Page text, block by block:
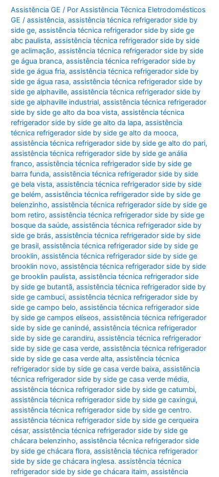
Assistência GE / PorAssistência Técnica Eletrodomésticos
GE/assistência,assistência técnica refrigerador side by
side ge,assistência técnica refrigerador side by side ge
abc paulista,assistência técnica refrigerador side by side
ge aclimação,assistência técnica refrigerador side by side
ge água branca,assistência técnica refrigerador side by
side ge água fria,assistência técnica refrigerador side by
side ge água rasa,assistência técnica refrigerador side by
side ge alphaville,assistência técnica refrigerador side by
side ge alphaville industrial,assistência técnica refrigerador
side by side ge alto da boa vista,assistência técnica
refrigerador side by side ge alto da lapa,assistência
técnica refrigerador side by side ge alto da mooca,
assistência técnica refrigerador side by side ge alto do pari,
assistência técnica refrigerador side by side ge anália
franco,assistência técnica refrigerador side by side ge
barra funda,assistência técnica refrigerador side by side
ge bela vista,assistência técnica refrigerador side by side
ge belém,assistência técnica refrigerador side by side ge
belenzinho,assistência técnica refrigerador side by side ge
bom retiro,assistência técnica refrigerador side by side ge
bosque da saúde,assistência técnica refrigerador side by
side ge brás,assistência técnica refrigerador side by side
ge brasil,assistência técnica refrigerador side by side ge
brooklin,assistência técnica refrigerador side by side ge
brooklin novo,assistência técnica refrigerador side by side
ge brooklin paulista,assistência técnica refrigerador side
by side ge butantã,assistência técnica refrigerador side by
side ge cambuci,assistência técnica refrigerador side by
side ge campo belo,assistência técnica refrigerador side
by side ge campos elíseos,assistência técnica refrigerador
side by side ge canindé,assistência técnica refrigerador
side by side ge carandiru,assistência técnica refrigerador
side by side ge casa verde,assistência técnica refrigerador
side by side ge casa verde alta,assistência técnica
refrigerador side by side ge casa verde baixa,assistência
técnica refrigerador side by side ge casa verde média,
assistência técnica refrigerador side by side ge catumbi,
assistência técnica refrigerador side by side ge caxingui,
assistência técnica refrigerador side by side ge centro.
assistência técnica refrigerador side by side ge cerqueira
césar,assistência técnica refrigerador side by side ge
chácara belenzinho,assistência técnica refrigerador side
by side ge chácara flora,assistência técnica refrigerador
side by side ge chácara inglesa. assistência técnica
refrigerador side by side ge chácara itaim,assistência